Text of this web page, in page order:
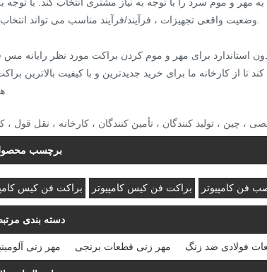
وضعیت واقعی تجهیزات ، فرآیند/فرآیند مناسب می تواند انتخاب شود.
، چین ، تولید کنندگان ، تأمین کنندگان ، کارخانه ، نقل قول ،
برچسب
براکت فن کیس براکت فن کیس کامپیوتر فن کامپیوتر
دسته بندی
مهر زنی مهر زنی قطعات برنجی فولادی ضد زنگ